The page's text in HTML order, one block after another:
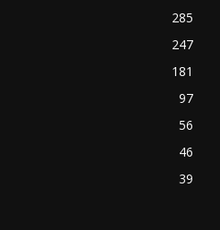
285
247
181
97
56
46
39